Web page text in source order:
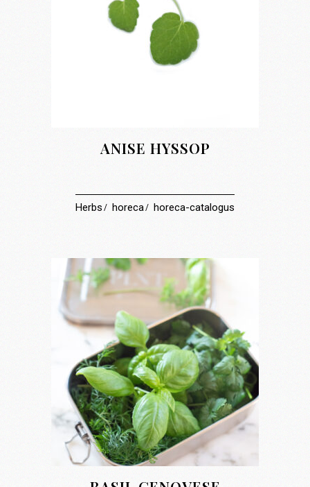
ANISE HYSSOP
Herbs horeca horeca-catalogus